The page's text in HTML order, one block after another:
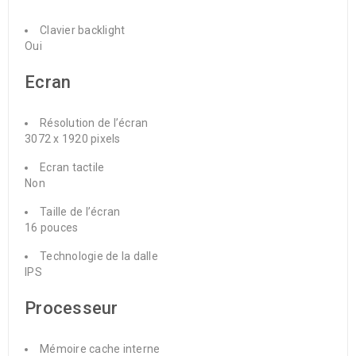
Clavier backlight
Oui
Ecran
Résolution de l’écran
3072 x 1920 pixels
Ecran tactile
Non
Taille de l’écran
16 pouces
Technologie de la dalle
IPS
Processeur
Mémoire cache interne